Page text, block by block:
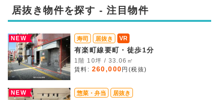
居抜き物件を探す - 注目物件
NEW 寿司 居抜き VR
有楽町線要町・徒歩1分
1階 10坪 / 33.06㎡
賃料: 260,000 円(税抜)
NEW 惣菜・弁当 居抜き